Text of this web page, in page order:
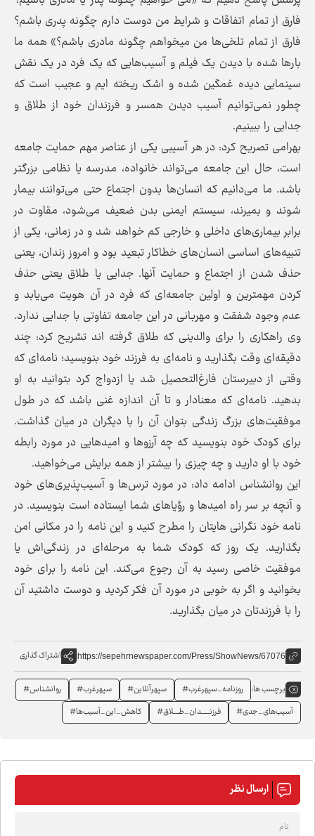
فارق از تمام اتفاقات و شرایط من دوست دارم چگونه پدری باشم؟
فارق از تمام تلخی‌ها من میخواهم چگونه مادری باشم؟» همه ما
بار‌ها شده با دیدن یک فیلم و آسیب‌هایی که یک فرد در یک نقش
سینمایی دیده غمگین شده و اشک ریخته ایم و عجیب است که
چطور نمی‌توانیم آسیب دیدن همسر و فرزندان خود از طلاق و
جدایی را ببینیم.
بهرامی تصریح کرد: در هر آسیبی یکی از عناصر مهم حمایت جامعه
است، حال این جامعه می‌تواند خانواده، مدرسه یا نظامی بزرگتر
باشد. ما می‌دانیم که انسان‌ها بدون اجتماع حتی می‌توانند بیمار
شوند و بمیرند، سیستم ایمنی بدن ضعیف می‌شود، مقاوت در
برابر بیماری‌های داخلی و خارجی کم خواهد شد و در زمانی، یکی از
تنبیه‌های اساسی انسان‌های خطاکار تبعید بود و امروز زندان، یعنی
حذف شدن از اجتماع و حمایت آنها. جدایی یا طلاق یعنی حذف
کردن مهمترین و اولین جامعه‌ای که فرد در آن هویت می‌یابد و
عدم وجود شفقت و مهربانی در این جامعه تفاوتی با جدایی ندارد.
وی راهکاری را برای والدینی که طلاق گرفته اند تشریح کرد: چند
دقیقه‌ای وقت بگذارید و نامه‌ای به فرزند خود بنویسید؛ نامه‌ای که
وقتی از دبیرستان فارغ‌التحصیل شد یا ازدواج کرد بتوانید به او
بدهید. نامه‌ای که معنادار و تا آن اندازه غنی باشد که در طول
موفقیت‌های بزرگ زندگی بتوان آن را با دیگران در میان گذاشت.
برای کودک خود بنویسید که چه آرزو‌ها و امید‌هایی در مورد رابطه
خود با او دارید و چه چیزی را بیشتر از همه برایش می‌خواهید.
این روانشناس ادامه داد: در مورد ترس‌ها و آسیب‌پذیری‌های خود
و آنچه بر سر راه امید‌ها و رؤیا‌های شما ایستاده است بنویسید. در
نامه خود نگرانی هایتان را مطرح کنید و این نامه را در مکانی امن
بگذارید. یک روز که کودک شما به مرحله‌ای در زندگی‌اش یا
موفقیت خاصی رسید به آن رجوع می‌کند. این نامه را برای خود
بخوانید و اگر به خوبی در مورد آن فکر کردید و دوست داشتید آن
را با فرزندتان در میان بگذارید.
https://sepehrnewspaper.com/Press/ShowNews/67076 اشتراک گذاری
برچسب ها: روزنامه_سپهرغرب# سپهرآنلاین# سپهرغرب#
روانشناس#
آسیب‌های_جدی#
فرزنــــــدان_طــــلاق# کاهش_این_آسیب‌ها#
ارسال نظر